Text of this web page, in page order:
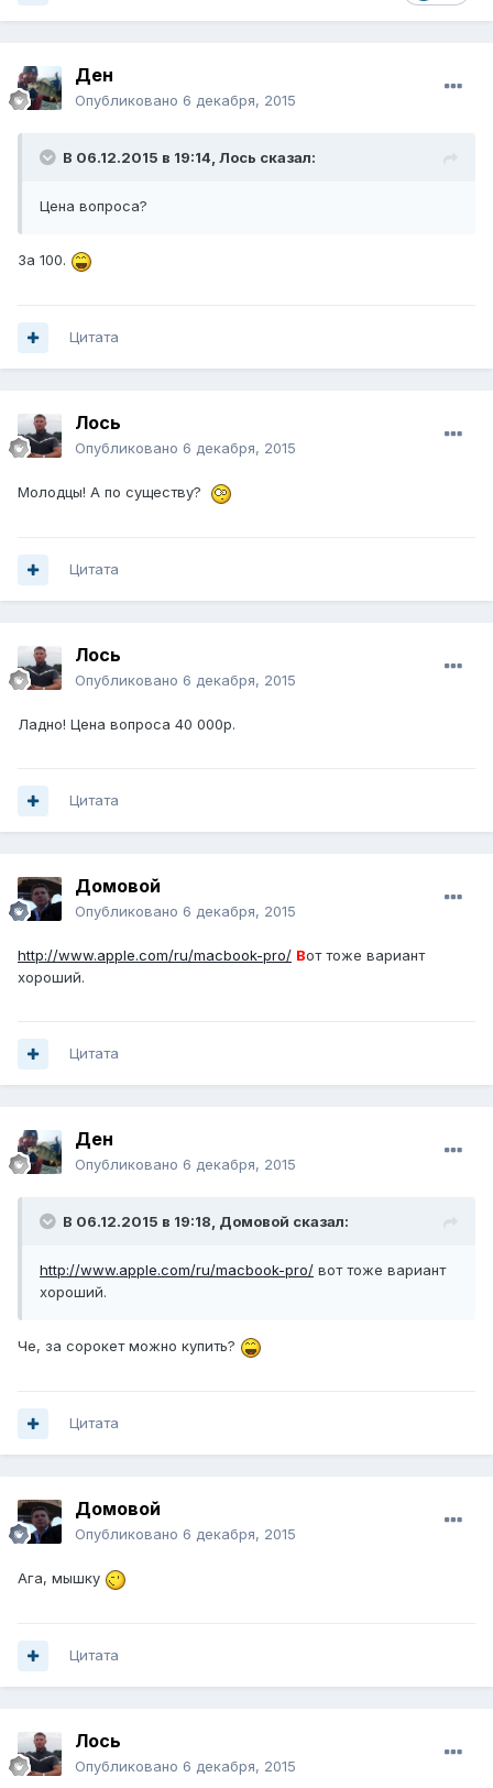
Ден
Опубликовано 6 декабря, 2015
В 06.12.2015 в 19:14, Лось сказал:
Цена вопроса?
За 100.
Цитата
Лось
Опубликовано 6 декабря, 2015
Молодцы! А по существу?
Цитата
Лось
Опубликовано 6 декабря, 2015
Ладно! Цена вопроса 40 000р.
Цитата
Домовой
Опубликовано 6 декабря, 2015
http://www.apple.com/ru/macbook-pro/ Вот тоже вариант
хороший.
Цитата
Ден
Опубликовано 6 декабря, 2015
В 06.12.2015 в 19:18, Домовой сказал:
http://www.apple.com/ru/macbook-pro/ вот тоже вариант
хороший.
Че, за сорокет можно купить?
Цитата
Домовой
Опубликовано 6 декабря, 2015
Ага, мышку
Цитата
Лось
Опубликовано 6 декабря, 2015